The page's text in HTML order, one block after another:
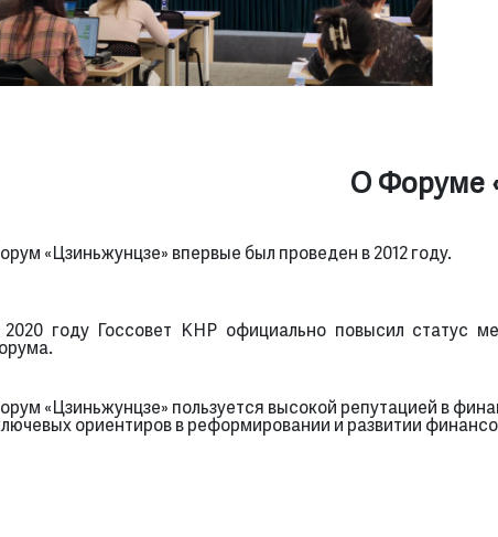
О Форуме
«Цзиньжунцзе» впервые был проведен в 2012 году.
году Госсовет КНР официально повысил статус
«Цзиньжунцзе» пользуется высокой репутацией в
ориентиров в реформировании и развитии